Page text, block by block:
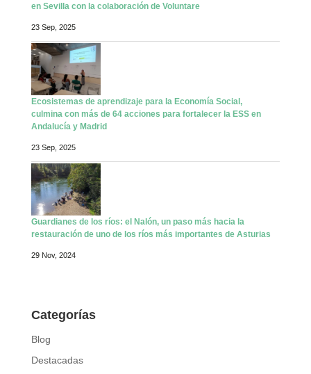
en Sevilla con la colaboración de Voluntare
23 Sep, 2025
Ecosistemas de aprendizaje para la Economía Social,
culmina con más de 64 acciones para fortalecer la ESS en
Andalucía y Madrid
23 Sep, 2025
Guardianes de los ríos: el Nalón, un paso más hacia la
restauración de uno de los ríos más importantes de Asturias
29 Nov, 2024
Categorías
Blog
Destacadas